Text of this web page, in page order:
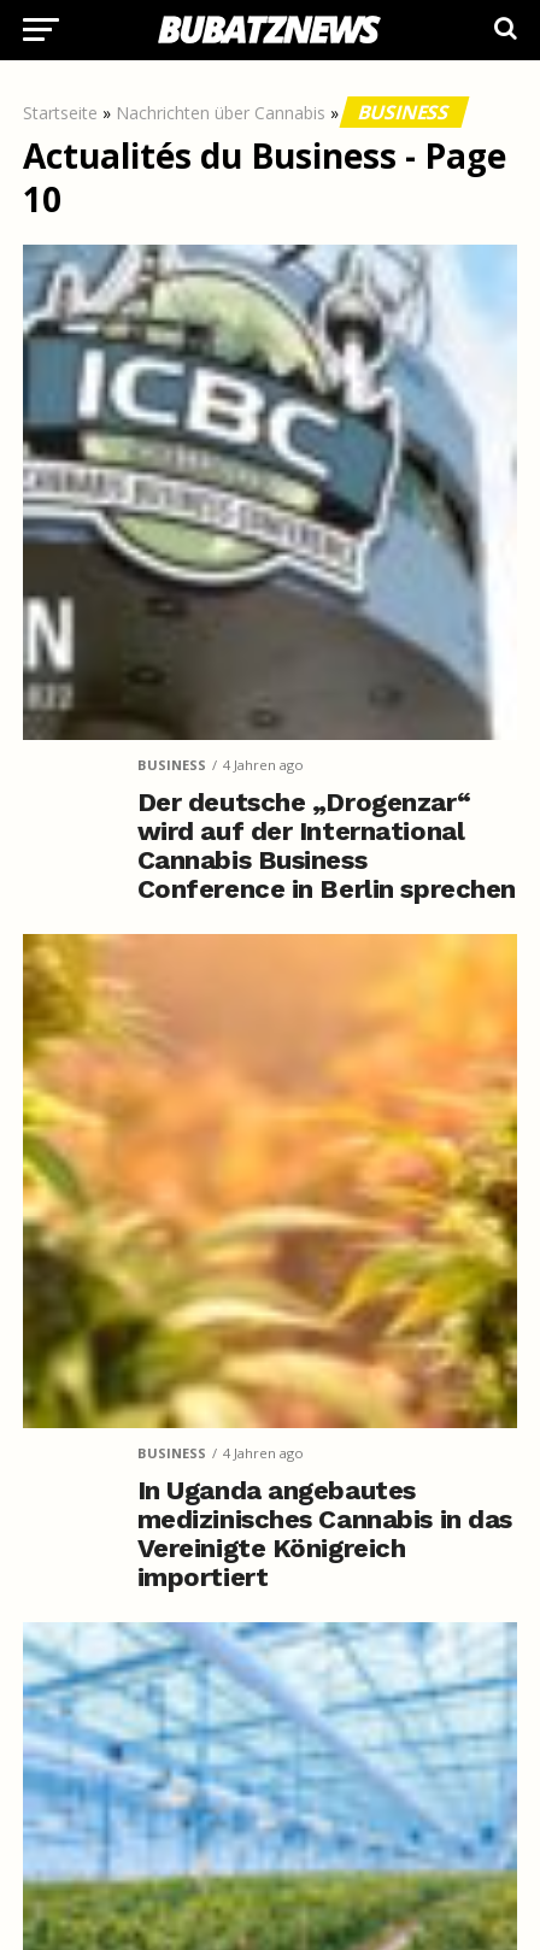
Startseite » Nachrichten über Cannabis » BUSINESS
Actualités du Business - Page
10
BUSINESS 4 Jahren ago
Der deutsche „Drogenzar“
wird auf der International
Cannabis Business
Conference in Berlin sprechen
BUSINESS 4 Jahren ago
In Uganda angebautes
medizinisches Cannabis in das
Vereinigte Königreich
importiert